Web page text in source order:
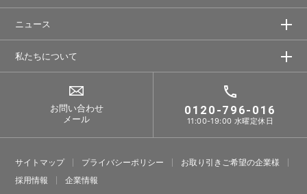
ニュース
私たちについて
お問い合わせ
メール
0120-796-016
11:00-19:00 水曜定休日
サイトマップ プライバシーポリシー
お取り引きご希望の企業様
採⽤情報
企業情報